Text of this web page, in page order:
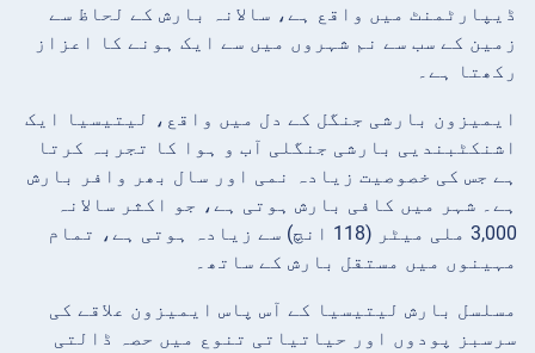
ڈیپارٹمنٹ میں واقع ہے، سالانہ بارش کے لحاظ سے
زمین کے سب سے نم شہروں میں سے ایک ہونے کا اعزاز
رکھتا ہے۔
ایمیزون بارشی جنگل کے دل میں واقع، لیتیسیا ایک
اشنکٹبندیی بارشی جنگلی آب و ہوا کا تجربہ کرتا
ہے جس کی خصوصیت زیادہ نمی اور سال بھر وافر بارش
ہے۔ شہر میں کافی بارش ہوتی ہے، جو اکثر سالانہ
3,000 ملی میٹر (118 انچ) سے زیادہ ہوتی ہے، تمام
مہینوں میں مستقل بارش کے ساتھ۔
مسلسل بارش لیتیسیا کے آس پاس ایمیزون علاقے کی
سرسبز پودوں اور حیاتیاتی تنوع میں حصہ ڈالتی